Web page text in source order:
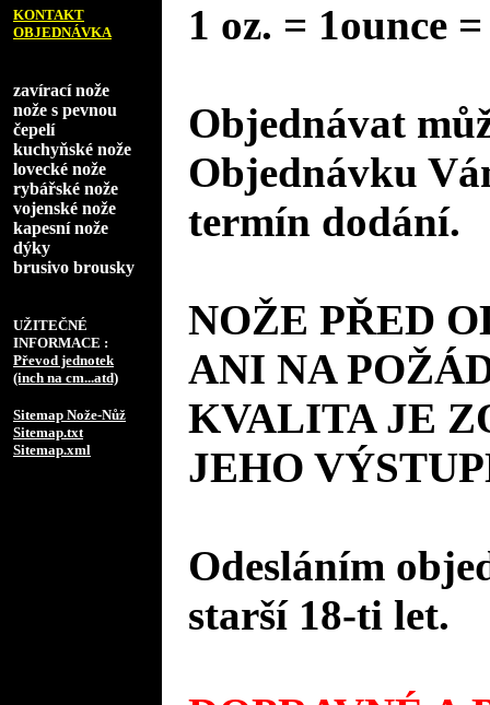
KONTAKT
OBJEDNÁVKA
zavírací nože
nože s pevnou
čepelí
kuchyňské nože
lovecké nože
rybářské nože
vojenské nože
kapesní nože
dýky
brusivo brousky
UŽITEČNÉ
INFORMACE :
Převod jednotek
(inch na cm...atd)
Sitemap Nože-Nůž
Sitemap.txt
Sitemap.xml
1 oz. = 1ounce
Objednávat
Objednávku
termín dodání.
NOŽE PŘED
ANI NA
KVALITA JE
JEHO
Odesláním
starší 18-ti let.